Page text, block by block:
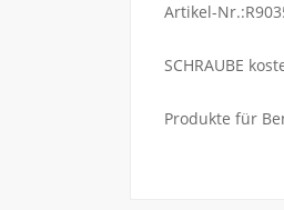
Artikel-
SCHRAUBE
Produkte für